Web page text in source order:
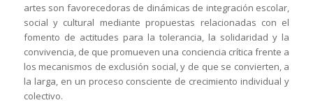
artes son favorecedoras de dinámicas de integración escolar,
social y cultural mediante propuestas relacionadas con el
fomento de actitudes para la tolerancia, la solidaridad y la
convivencia, de que promueven una conciencia crítica frente a
los mecanismos de exclusión social, y de que se convierten, a
la larga, en un proceso consciente de crecimiento individual y
colectivo.